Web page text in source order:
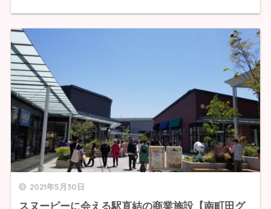
2021年5月30日
スヌーピーに会える駅直結の商業施設【南町田グ